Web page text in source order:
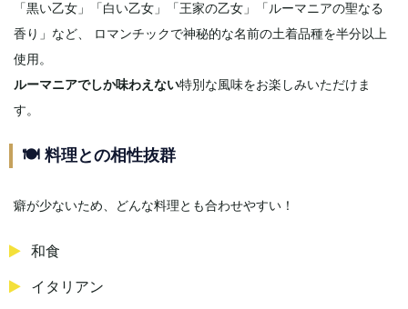
「黒い乙女」「白い乙女」「王家の乙女」「ルーマニアの聖なる
香り」など、 ロマンチックで神秘的な名前の土着品種を半分以上
使用。
ルーマニアでしか味わえない特別な風味をお楽しみいただけま
す。
🍽️ 料理との相性抜群
癖が少ないため、どんな料理とも合わせやすい！
和食
イタリアン